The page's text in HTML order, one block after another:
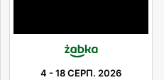
4 -18 СЕРП. 2026